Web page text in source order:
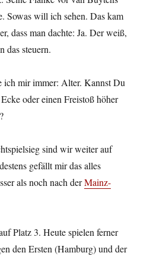
Sowas will ich sehen. Das kam
dass man dachte: Ja. Der weiß,
das steuern.
ich mir immer: Alter. Kannst Du
oder einen Freistoß höher
sind wir weiter auf
gefällt mir das alles
als noch nach derMainz-
Platz 3. Heute spielen ferner
den Ersten (Hamburg) und der